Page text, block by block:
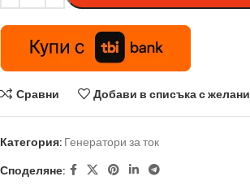
Сравни Добави в списъка с
Категория: Генератори за ток
Споделяне: